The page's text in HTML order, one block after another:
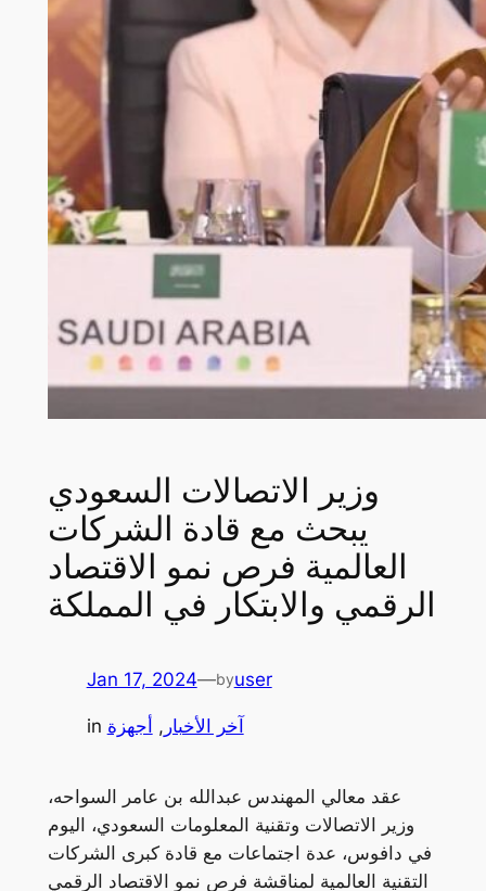
وزير الاتصالات السعودي
يبحث مع قادة الشركات
العالمية فرص نمو الاقتصاد
الرقمي والابتكار في المملكة
Jan 17, 2024—byuser
in آخر الأخبار , أجهزة
عقد معالي المهندس عبدالله بن عامر السواحه،
وزير الاتصالات وتقنية المعلومات السعودي، اليوم
في دافوس، عدة اجتماعات مع قادة كبرى الشركات
التقنية العالمية لمناقشة فرص نمو الاقتصاد الرقمي